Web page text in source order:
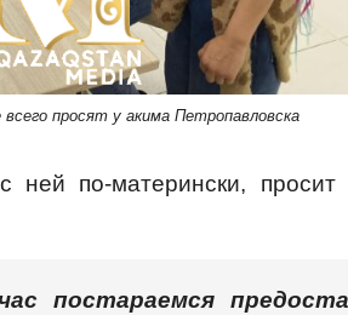
просят у акима Петропавловска
ней по-матерински,
постараемся